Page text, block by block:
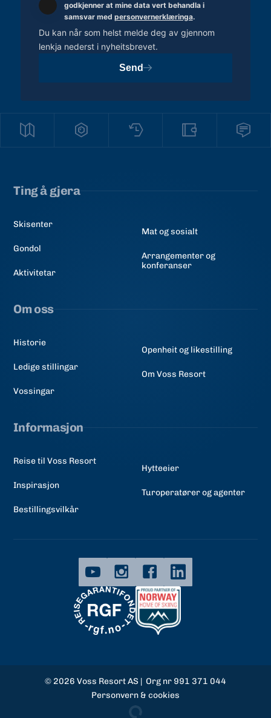
godkjenner at mine data vert behandla i
samsvar med personvernerklæringa.
Du kan når som helst melde deg av gjennom
lenkja nederst i nyheitsbrevet.
Send
Ting å gjera
Skisenter
Gondol
Aktivitetar
Mat og sosialt
Arrangementer og
konferanser
Om oss
Historie
Ledige stillingar
Vossingar
Openheit og likestilling
Om Voss Resort
Informasjon
Reise til Voss Resort
Inspirasjon
Bestillingsvilkår
Hytteeier
Turoperatører og agenter
© 2026 Voss Resort AS | Org nr 991 371 044
Personvern & cookies